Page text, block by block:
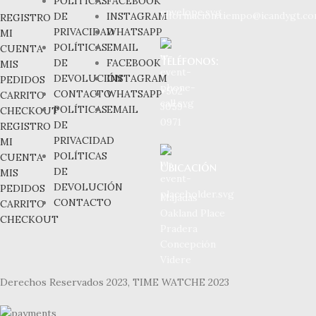
REGISTRO
MI
CUENTA
MIS
PEDIDOS
CARRITO
CHECKOUT
REGISTRO
MI
CUENTA
MIS
PEDIDOS
CARRITO
CHECKOUT
DE
PRIVACIDAD
POLÍTICAS
DE
DEVOLUCIÓN
CONTACTO
POLÍTICAS
DE
PRIVACIDAD
POLÍTICAS
DE
DEVOLUCIÓN
CONTACTO
INSTAGRAM
WHATSAPP
EMAIL
FACEBOOK
INSTAGRAM
WHATSAPP
EMAIL
+502
Derechos Reservados 2023, TIME WATCHE 2023